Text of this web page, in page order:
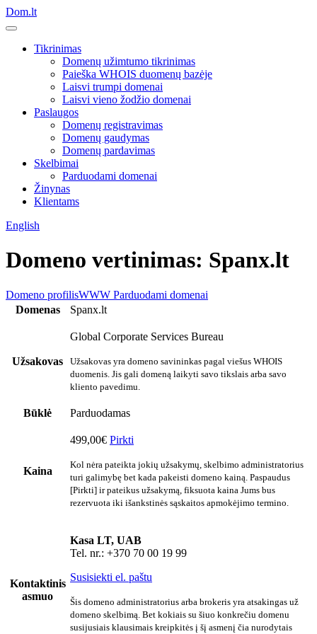
Dom.lt
Tikrinimas
Domenų užimtumo tikrinimas
Paieška WHOIS duomenų bazėje
Laisvi trumpi domenai
Laisvi vieno žodžio domenai
Paslaugos
Domenų registravimas
Domenų gaudymas
Domenų pardavimas
Skelbimai
Parduodami domenai
Žinynas
Klientams
English
Domeno vertinimas: Spanx.lt
Domeno profilisWWW Parduodami domenai
Domenas
Spanx.lt
Užsakovas
Global Corporate Services Bureau
Užsakovas yra domeno savininkas pagal viešus WHOIS
duomenis. Jis gali domeną laikyti savo tikslais arba savo
kliento pavedimu.
Būklė Parduodamas
Kaina
499,00€ Pirkti
Kol nėra pateikta jokių užsakymų, skelbimo administratorius
turi galimybę bet kada pakeisti domeno kainą. Paspaudus
[Pirkti] ir pateikus užsakymą, fiksuota kaina Jums bus
rezervuota iki išankstinės sąskaitos apmokėjimo termino.
Kontaktinis
asmuo
Kasa LT, UAB
Tel. nr.: +370 70 00 19 99
Susisiekti el. paštu
Šis domeno administratorius arba brokeris yra atsakingas už
domeno skelbimą. Bet kokiais su šiuo konkrečiu domenu
susijusiais klausimais kreipkitės į šį asmenį čia nurodytais